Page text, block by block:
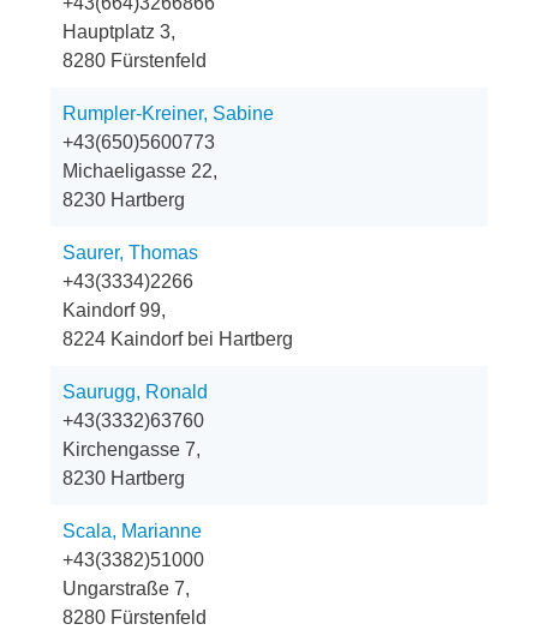
Hauptplatz 3,
8280 Fürstenfeld
Rumpler-Kreiner, Sabine
+43(650)5600773
Michaeligasse 22,
8230 Hartberg
Saurer, Thomas
+43(3334)2266
Kaindorf 99,
8224 Kaindorf bei Hartberg
Saurugg, Ronald
+43(3332)63760
Kirchengasse 7,
8230 Hartberg
Scala, Marianne
+43(3382)51000
Ungarstraße 7,
8280 Fürstenfeld